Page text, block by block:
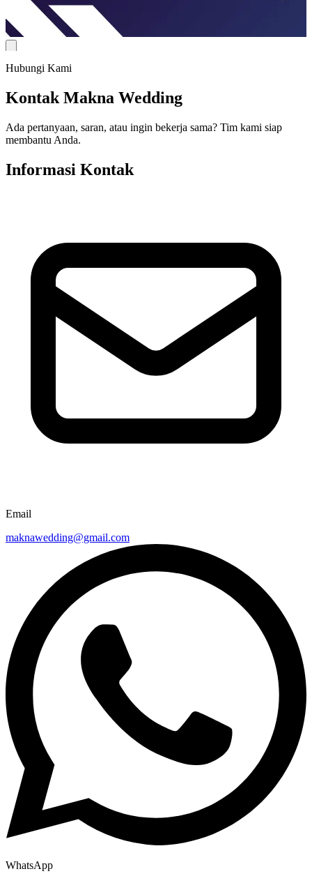
Hubungi Kami
Kontak Makna Wedding
Ada pertanyaan, saran, atau ingin bekerja sama? Tim kami siap
membantu Anda.
Informasi Kontak
Email
maknawedding@gmail.com
WhatsApp